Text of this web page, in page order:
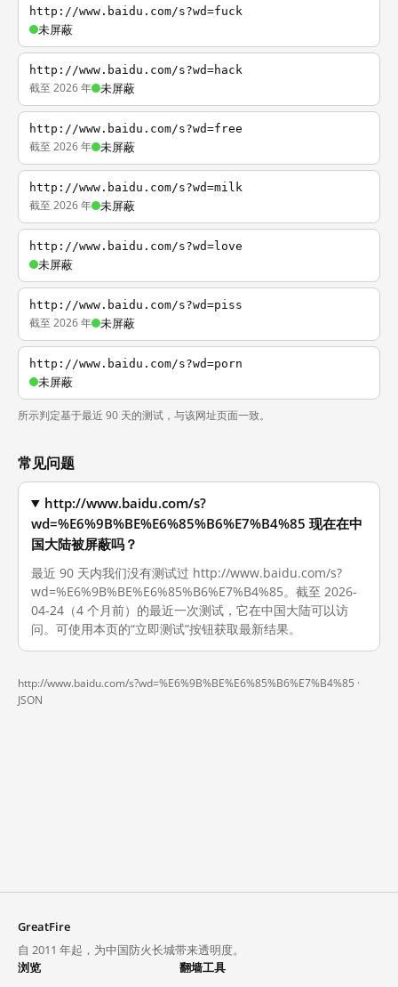
http://www.baidu.com/s?wd=fuck
未屏蔽
http://www.baidu.com/s?wd=hack
截至 2026 年 未屏蔽
http://www.baidu.com/s?wd=free
截至 2026 年 未屏蔽
http://www.baidu.com/s?wd=milk
截至 2026 年 未屏蔽
http://www.baidu.com/s?wd=love
未屏蔽
http://www.baidu.com/s?wd=piss
截至 2026 年 未屏蔽
http://www.baidu.com/s?wd=porn
未屏蔽
所示判定基于最近 90 天的测试，与该网址页面一致。
常见问题
http://www.baidu.com/s?
wd=%E6%9B%BE%E6%85%B6%E7%B4%85 现在在中
国大陆被屏蔽吗？
最近 90 天内我们没有测试过 http://www.baidu.com/s?
wd=%E6%9B%BE%E6%85%B6%E7%B4%85。截至 2026-
04-24（4 个月前）的最近一次测试，它在中国大陆可以访
问。可使用本页的“立即测试”按钮获取最新结果。
http://www.baidu.com/s?wd=%E6%9B%BE%E6%85%B6%E7%B4%85 ·
JSON
GreatFire
自 2011 年起，为中国防火长城带来透明度。
浏览
翻墙工具